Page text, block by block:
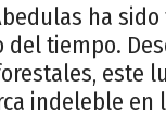
ha
tiempo.
este
indeleble en